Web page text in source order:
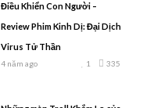
Điều Khiển Con Người –
Review Phim Kinh Dị: Đại Dịch
Virus Tử Thần
4 năm ago 335
1